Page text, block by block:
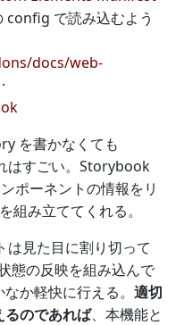
で読み込むよう
docs/web-
を書かなくても
はすごい。Storybook
ポーネントの情報をリ
組み立ててくれる。
見た目に割り切って
態の反映を組み込んで
か軽快に行える。 適切
るのであれば、本機能と